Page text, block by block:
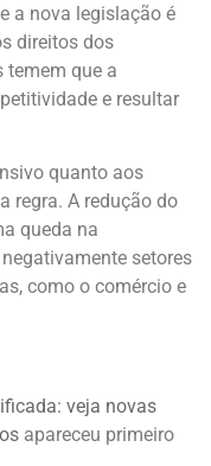
a nova legislação é
direitos dos
temem que a
e resultar
quanto aos
regra. A redução do
queda na
setores
como o comércio e
veja novas
apareceu primeiro